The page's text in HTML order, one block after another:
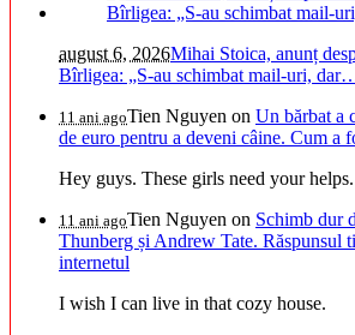
august 6, 2026Mihai Stoica, anunț
Bîrligea: „S-au schimbat mail-uri,
11 ani agoTien Nguyen on Un bărbat a
de euro pentru a deveni câine. Cum a
Hey guys. These girls need your
11 ani agoTien Nguyen on Schimb dur
Thunberg și Andrew Tate. Răspunsul
internetul
I wish I can live in that cozy house.